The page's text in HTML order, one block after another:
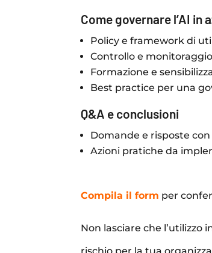
Come governare l’AI in
Policy e framework di
Controllo e
Formazione e
Best practice per una
Q&A e conclusioni
Domande e risposte
Azioni pratiche da
Compila il form per
Non lasciare che